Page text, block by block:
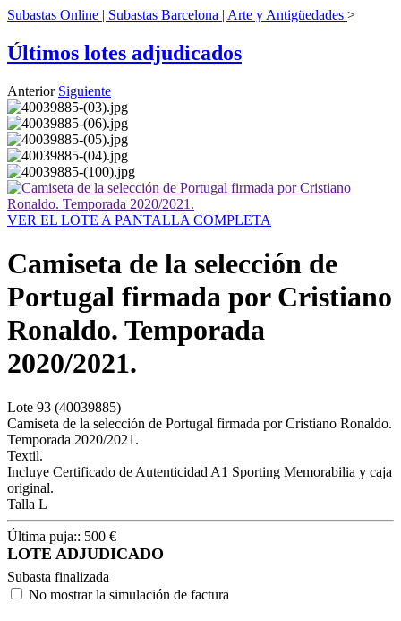
Subastas Online | Subastas Barcelona | Arte y Antigüedades >
Últimos lotes adjudicados
Anterior Siguiente
VER EL LOTE A PANTALLA COMPLETA
Camiseta de la selección de
Portugal firmada por Cristiano
Ronaldo. Temporada
2020/2021.
Lote 93 (40039885)
Camiseta de la selección de Portugal firmada por Cristiano Ronaldo.
Temporada 2020/2021.
Textil.
Incluye Certificado de Autenticidad A1 Sporting Memorabilia y caja
original.
Talla L
Última puja:: 500 €
LOTE ADJUDICADO
Subasta finalizada
No mostrar la simulación de factura